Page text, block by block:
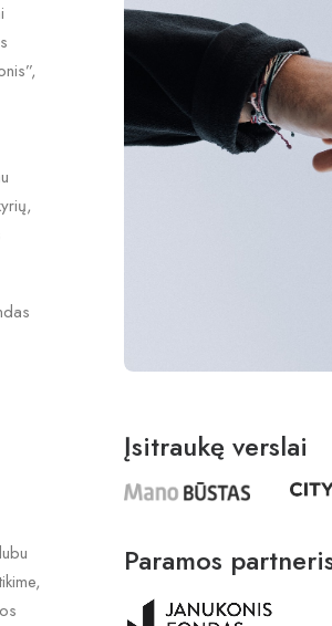
Įsitraukę verslai
Paramos